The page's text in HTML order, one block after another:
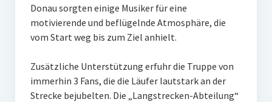
Internationale Hallenhockeyturnier
Zocker Reloaded
Donau sorgten einige Musiker für eine
motivierende und beflügelnde Atmosphäre, die
vom Start weg bis zum Ziel anhielt.
Zusätzliche Unterstützung erfuhr die Truppe von
immerhin 3 Fans, die die Läufer lautstark an der
Strecke bejubelten. Die „Langstrecken-Abteilung“